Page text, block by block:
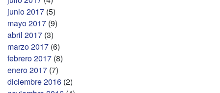
junio 2017 (5)
mayo 2017 (9)
abril 2017 (3)
marzo 2017 (6)
febrero 2017 (8)
enero 2017 (7)
diciembre 2016 (2)